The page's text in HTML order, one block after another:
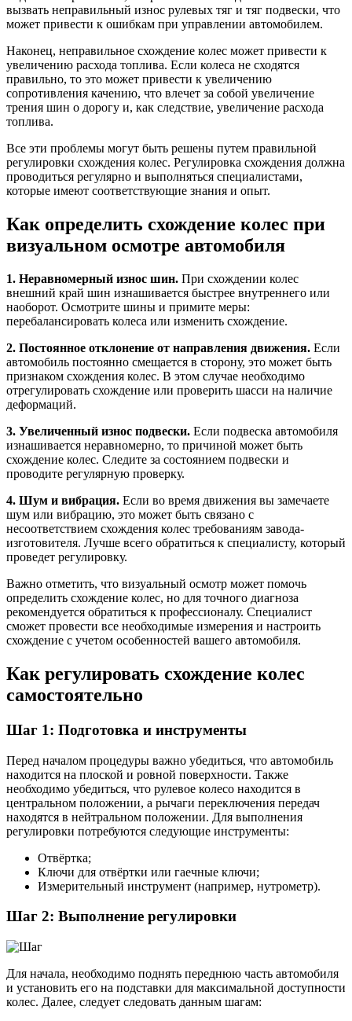
вызвать неправильный износ рулевых тяг и тяг подвески, что
может привести к ошибкам при управлении автомобилем.
Наконец, неправильное схождение колес может привести к
увеличению расхода топлива. Если колеса не сходятся
правильно, то это может привести к увеличению
сопротивления качению, что влечет за собой увеличение
трения шин о дорогу и, как следствие, увеличение расхода
топлива.
Все эти проблемы могут быть решены путем правильной
регулировки схождения колес. Регулировка схождения должна
проводиться регулярно и выполняться специалистами,
которые имеют соответствующие знания и опыт.
Как определить схождение колес при
визуальном осмотре автомобиля
1. Неравномерный износ шин. При схождении колес
внешний край шин изнашивается быстрее внутреннего или
наоборот. Осмотрите шины и примите меры:
перебалансировать колеса или изменить схождение.
2. Постоянное отклонение от направления движения. Если
автомобиль постоянно смещается в сторону, это может быть
признаком схождения колес. В этом случае необходимо
отрегулировать схождение или проверить шасси на наличие
деформаций.
3. Увеличенный износ подвески. Если подвеска автомобиля
изнашивается неравномерно, то причиной может быть
схождение колес. Следите за состоянием подвески и
проводите регулярную проверку.
4. Шум и вибрация. Если во время движения вы замечаете
шум или вибрацию, это может быть связано с
несоответствием схождения колес требованиям завода-
изготовителя. Лучше всего обратиться к специалисту, который
проведет регулировку.
Важно отметить, что визуальный осмотр может помочь
определить схождение колес, но для точного диагноза
рекомендуется обратиться к профессионалу. Специалист
сможет провести все необходимые измерения и настроить
схождение с учетом особенностей вашего автомобиля.
Как регулировать схождение колес
самостоятельно
Шаг 1: Подготовка и инструменты
Перед началом процедуры важно убедиться, что автомобиль
находится на плоской и ровной поверхности. Также
необходимо убедиться, что рулевое колесо находится в
центральном положении, а рычаги переключения передач
находятся в нейтральном положении. Для выполнения
регулировки потребуются следующие инструменты:
Отвёртка;
Ключи для отвёртки или гаечные ключи;
Измерительный инструмент (например, нутрометр).
Шаг 2: Выполнение регулировки
Для начала, необходимо поднять переднюю часть автомобиля
и установить его на подставки для максимальной доступности
колес. Далее, следует следовать данным шагам: